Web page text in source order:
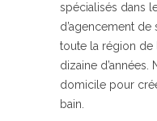
spécialisés dans
d’agencement de
toute la région de
dizaine
domicile pour
bain.